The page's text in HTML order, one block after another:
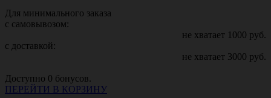
Для минимального заказа
с самовывозом:
не хватает 1000 руб.
с доставкой:
не хватает 3000 руб.
Доступно 0 бонусов.
ПЕРЕЙТИ В КОРЗИНУ